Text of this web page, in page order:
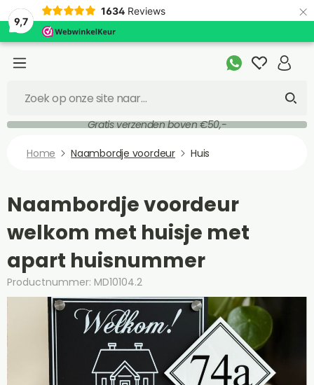
9,7
1634 Reviews ×
Gratis verzenden boven €50,-
Home Naambordje voordeur Huis
Naambordje voordeur
welkom met huisje met
apart huisnummer
Productnummer: MD10104.2